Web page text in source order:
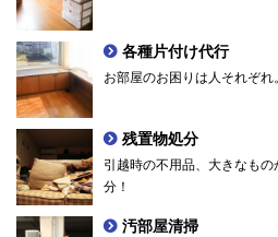
各種片付け代行
お部屋のお困りは人それぞ
残置物処分
引越時の不用品、大きなも
分！
汚部屋清掃